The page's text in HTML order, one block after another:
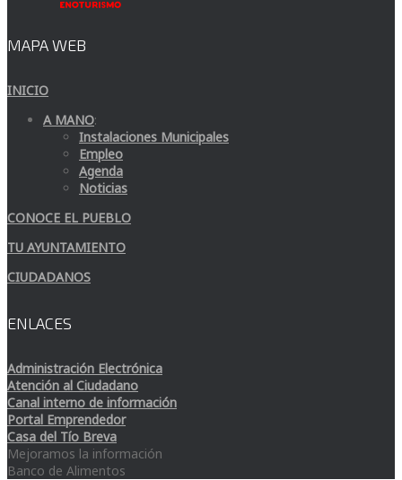
MAPA WEB
INICIO
A MANO:
Instalaciones Municipales
Empleo
Agenda
Noticias
CONOCE EL PUEBLO
TU AYUNTAMIENTO
CIUDADANOS
ENLACES
Administración Electrónica
Atención al Ciudadano
Canal interno de información
Portal Emprendedor
Casa del Tío Breva
Mejoramos la información
Banco de Alimentos